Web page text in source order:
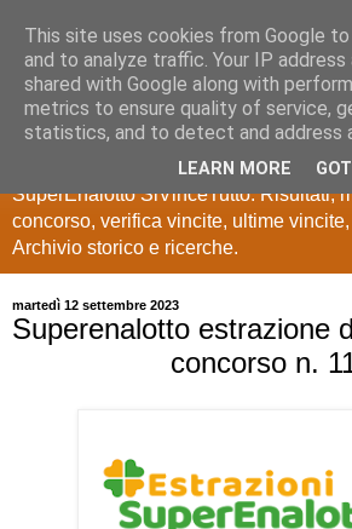
Estrazioni Lotto
SuperEnalotto
Ultime estrazioni di Lotto,
SuperEnalotto SiVinceTutto. Risultati,
concorso, verifica vincite, ultime
Archivio storico e ricerche.
martedì 12 settembre 2023
Superenalotto estrazione
concorso n.
This site uses cookies from Google
and to analyze traffic. Your IP address
shared with Google along with
metrics to ensure quality of service,
statistics, and to detect and address
LEARN MORE